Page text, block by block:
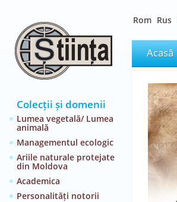
Colecții și domenii
Lumea vegetală/ Lumea
animală
Managementul ecologic
Ariile naturale protejate
din Moldova
Academica
Personalități notorii
Rom Rus
Acasă